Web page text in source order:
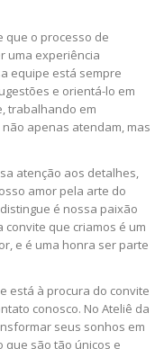
que o processo de
uma experiência
equipe está sempre
e orientá-lo em
trabalhando em
apenas atendam, mas
atenção aos detalhes,
amor pela arte do
é nossa paixão
convite que criamos é um
e é uma honra ser parte
está à procura do convite
conosco. No Ateliê da
seus sonhos em
que são tão únicos e